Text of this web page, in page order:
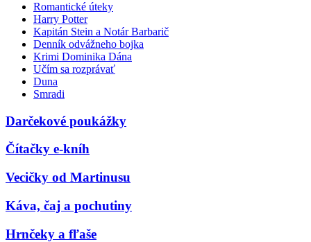
Romantické úteky
Harry Potter
Kapitán Stein a Notár Barbarič
Denník odvážneho bojka
Krimi Dominika Dána
Učím sa rozprávať
Duna
Smradi
Darčekové poukážky
Čítačky e-kníh
Vecičky od Martinusu
Káva, čaj a pochutiny
Hrnčeky a fľaše